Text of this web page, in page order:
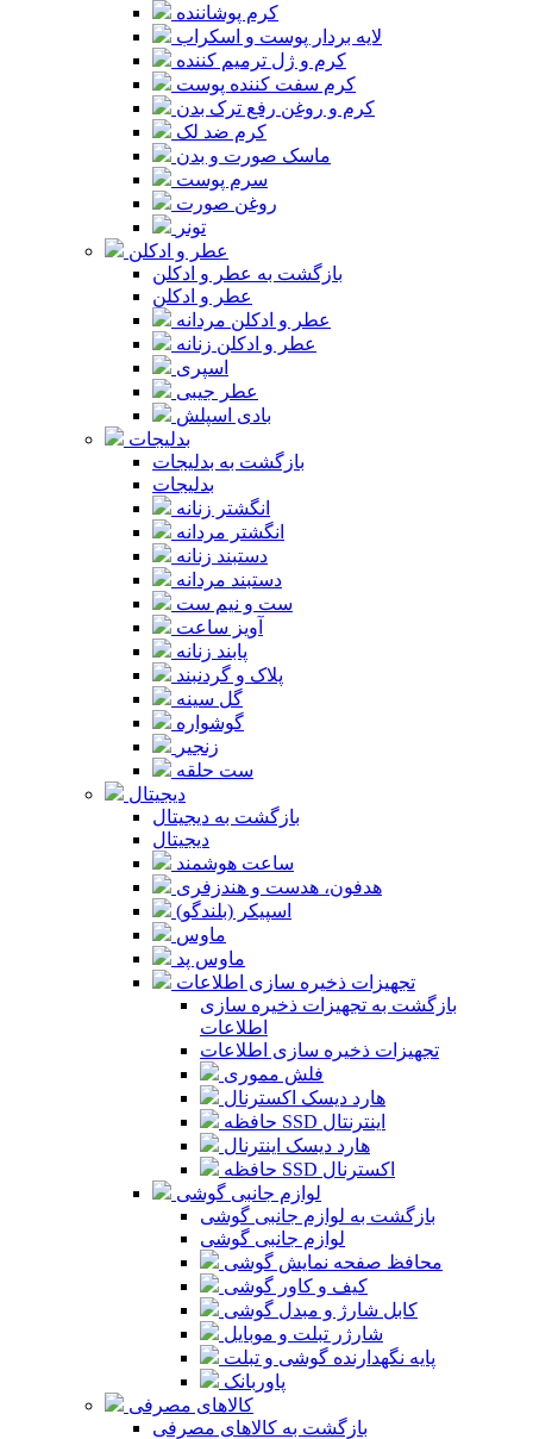
کرم پوشاننده
لایه بردار پوست و اسکراب
کرم و ژل ترمیم کننده
کرم سفت کننده پوست
کرم و روغن رفع ترک بدن
کرم ضد لک
ماسک صورت و بدن
سرم پوست
روغن صورت
تونر
عطر و ادکلن
بازگشت به عطر و ادکلن
عطر و ادکلن
عطر و ادکلن مردانه
عطر و ادکلن زنانه
اسپری
عطر جیبی
بادی اسپلش
بدلیجات
بازگشت به بدلیجات
بدلیجات
انگشتر زنانه
انگشتر مردانه
دستبند زنانه
دستبند مردانه
ست و نیم ست
آویز ساعت
پابند زنانه
پلاک و گردنبند
گل سینه
گوشواره
زنجیر
ست حلقه
دیجیتال
بازگشت به دیجیتال
دیجیتال
ساعت هوشمند
هدفون، هدست و هندزفری
اسپیکر (بلندگو)
ماوس
ماوس پد
تجهیزات ذخیره سازی اطلاعات
بازگشت به تجهیزات ذخیره سازی
اطلاعات
تجهیزات ذخیره سازی اطلاعات
فلش مموری
هارد دیسک اکسترنال
حافظه SSD اینترنتال
هارد دیسک اینترنال
حافظه SSD اکسترنال
لوازم جانبی گوشی
بازگشت به لوازم جانبی گوشی
لوازم جانبی گوشی
محافظ صفحه نمایش گوشی
کیف و کاور گوشی
کابل شارژ و مبدل گوشی
شارژر تبلت و موبایل
پایه نگهدارنده گوشی و تبلت
پاوربانک
کالاهای مصرفی
بازگشت به کالاهای مصرفی